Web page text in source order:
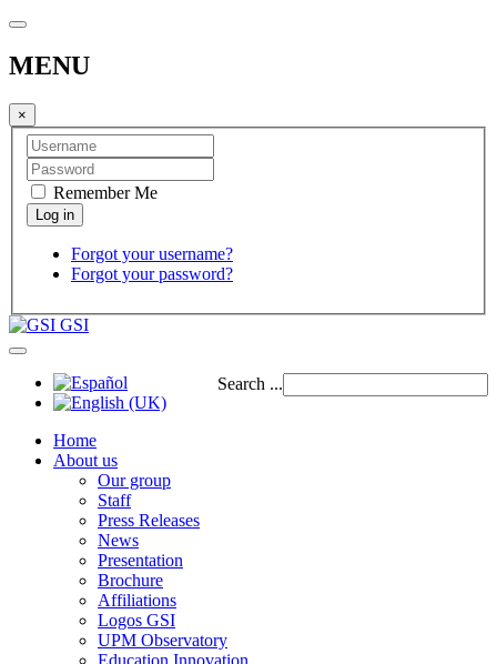
MENU
×
Remember Me
Forgot your username?
Forgot your password?
GSI
Search ...
Home
About us
Our group
Staff
Press Releases
News
Presentation
Brochure
Affiliations
Logos GSI
UPM Observatory